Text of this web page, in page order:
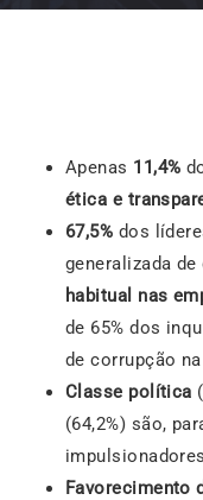
Apenas 11,4%
ética e
67,5% dos
generalizada de
habitual nas
de 65% dos
de corrupção
Classe política
(64,2%) são,
Favorecimento